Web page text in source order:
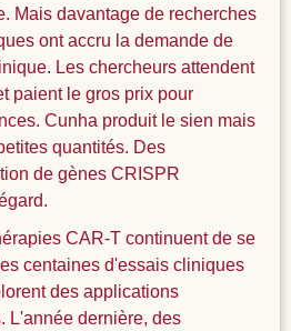
Mais davantage de recherches
ont accru la demande de
Les chercheurs attendent
paient le gros prix pour
Cunha produit le sien mais
quantités. Des
de gènes CRISPR
CAR-T continuent de se
centaines d'essais cliniques
des applications
L'année dernière, des